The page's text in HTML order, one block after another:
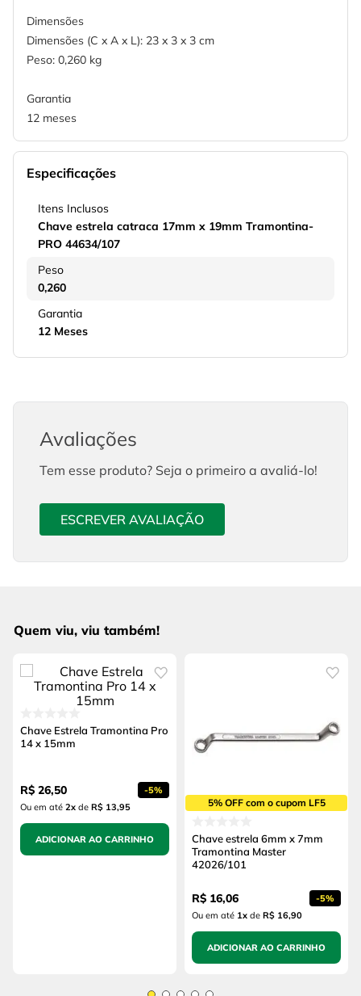
Dimensões
Dimensões (C x A x L): 23 x 3 x 3 cm
Peso: 0,260 kg
Garantia
12 meses
Especificações
Itens Inclusos
Chave estrela catraca 17mm x 19mm Tramontina-
PRO 44634/107
Peso
0,260
Garantia
12 Meses
Avaliações
Tem esse produto? Seja o primeiro a avaliá-lo!
ESCREVER AVALIAÇÃO
Quem viu, viu também!
Chave Estrela Tramontina Pro
14 x 15mm
R$ 26,50 -5%
Ou em até 2x de R$ 13,95
ADICIONAR AO CARRINHO
5% OFF com o cupom LF5
Chave estrela 6mm x 7mm
Tramontina Master
42026/101
R$ 16,06 -5%
Ou em até 1x de R$ 16,90
ADICIONAR AO CARRINHO